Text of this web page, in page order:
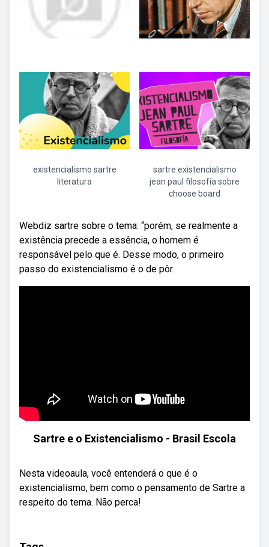
existencialismo sartre
literatura
sartre existencialismo
jean paul filosofía sobre
choose board
Webdiz sartre sobre o tema: “porém, se realmente a
existência precede a essência, o homem é
responsável pelo que é. Desse modo, o primeiro
passo do existencialismo é o de pôr.
Sartre e o Existencialismo - Brasil Escola
Nesta videoaula, você entenderá o que é o
existencialismo, bem como o pensamento de Sartre a
respeito do tema. Não perca!